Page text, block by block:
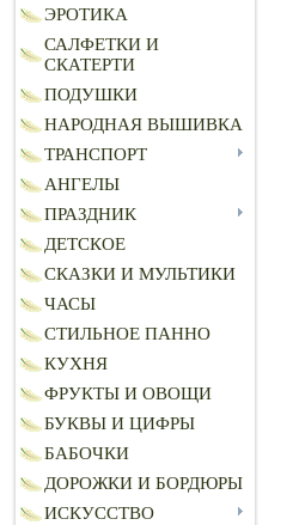
ЭРОТИКА
САЛФЕТКИ И
СКАТЕРТИ
ПОДУШКИ
НАРОДНАЯ ВЫШИВКА
ТРАНСПОРТ
АНГЕЛЫ
ПРАЗДНИК
ДЕТСКОЕ
СКАЗКИ И МУЛЬТИКИ
ЧАСЫ
СТИЛЬНОЕ ПАННО
КУХНЯ
ФРУКТЫ И ОВОЩИ
БУКВЫ И ЦИФРЫ
БАБОЧКИ
ДОРОЖКИ И БОРДЮРЫ
ИСКУССТВО